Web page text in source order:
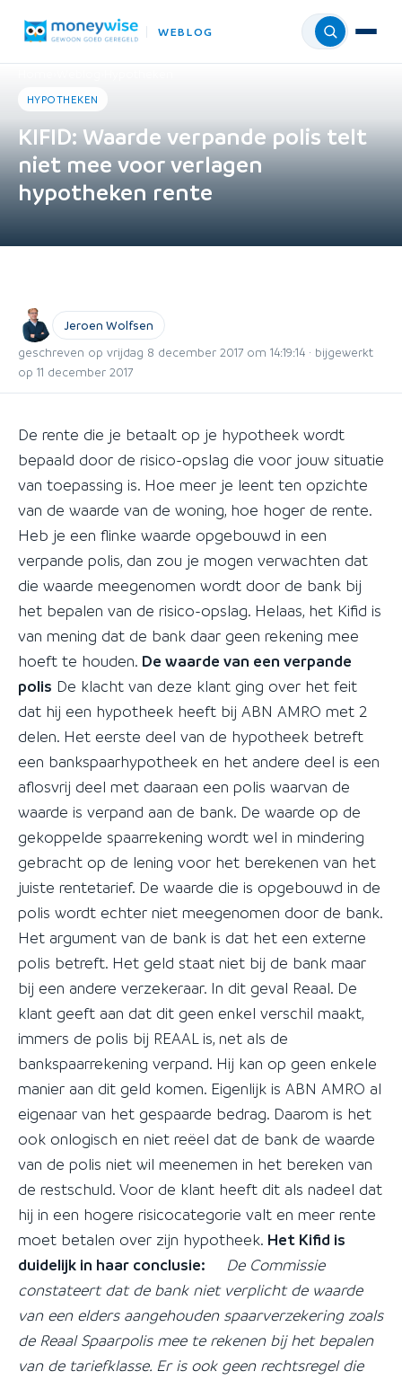
WEBLOG Menu
HYPOTHEKEN
KIFID: Waarde verpande polis telt
niet mee voor verlagen
hypotheken rente
Jeroen Wolfsen
geschreven op vrijdag 8 december 2017 om 14:19:14 · bijgewerkt
op 11 december 2017
De rente die je betaalt op je hypotheek wordt
bepaald door de risico-opslag die voor jouw situatie
van toepassing is. Hoe meer je leent ten opzichte
van de waarde van de woning, hoe hoger de rente.
Heb je een flinke waarde opgebouwd in een
verpande polis, dan zou je mogen verwachten dat
die waarde meegenomen wordt door de bank bij
het bepalen van de risico-opslag. Helaas, het Kifid is
van mening dat de bank daar geen rekening mee
hoeft te houden. De waarde van een verpande
polis De klacht van deze klant ging over het feit
dat hij een hypotheek heeft bij ABN AMRO met 2
delen. Het eerste deel van de hypotheek betreft
een bankspaarhypotheek en het andere deel is een
aflosvrij deel met daaraan een polis waarvan de
waarde is verpand aan de bank. De waarde op de
gekoppelde spaarrekening wordt wel in mindering
gebracht op de lening voor het berekenen van het
juiste rentetarief. De waarde die is opgebouwd in de
polis wordt echter niet meegenomen door de bank.
Het argument van de bank is dat het een externe
polis betreft. Het geld staat niet bij de bank maar
bij een andere verzekeraar. In dit geval Reaal. De
klant geeft aan dat dit geen enkel verschil maakt,
immers de polis bij REAAL is, net als de
bankspaarrekening verpand. Hij kan op geen enkele
manier aan dit geld komen. Eigenlijk is ABN AMRO al
eigenaar van het gespaarde bedrag. Daarom is het
ook onlogisch en niet reëel dat de bank de waarde
van de polis niet wil meenemen in het bereken van
de restschuld. Voor de klant heeft dit als nadeel dat
hij in een hogere risicocategorie valt en meer rente
moet betalen over zijn hypotheek. Het Kifid is
duidelijk in haar conclusie:
De Commissie
constateert dat de bank niet verplicht de waarde
van een elders aangehouden spaarverzekering zoals
de Reaal Spaarpolis mee te rekenen bij het bepalen
van de tariefklasse. Er is ook geen rechtsregel die